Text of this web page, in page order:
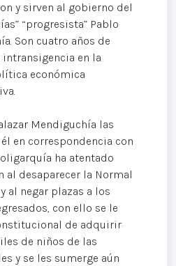
y sirven al gobierno del
“progresista” Pablo
Son cuatro años de
en la
económica
Mendiguchía las
en correspondencia con
ha atentado
al desaparecer la Normal
al negar plazas a los
con ello se le
de adquirir
de niños de las
y se les sumerge aún